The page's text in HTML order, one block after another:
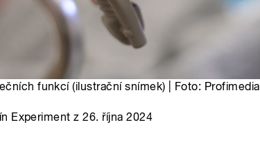
funkcí (ilustrační snímek) | Foto: Profimedia
Experiment z 26. října 2024